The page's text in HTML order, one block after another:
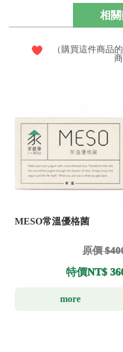
相
（購買這件商品
MESO常溫優格菌
原價
特價NT$
more